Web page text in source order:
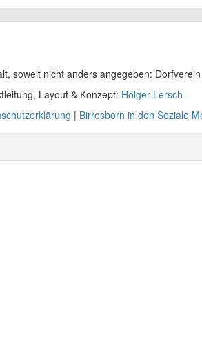
soweit nicht anders angegeben:
Layout & Konzept: Holger Lersch
| Birresborn in den Soziale